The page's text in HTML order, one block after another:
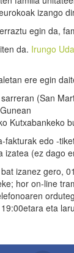
izango
egin da,
da. Irungo
ere egin
(San
Kutxabankeko
fakturak edo -
izatea (ez dago
izanez gero,
hor on-line
eta